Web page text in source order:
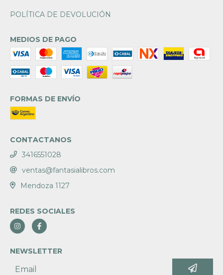
POLÍTICA DE DEVOLUCIÓN
MEDIOS DE PAGO
FORMAS DE ENVÍO
CONTACTANOS
3416551028
ventas@fantasialibros.com
Mendoza 1127
REDES SOCIALES
NEWSLETTER